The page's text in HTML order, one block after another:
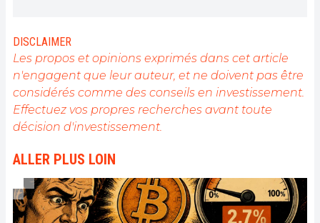
rédacteur, il aspire à fournir en permanence un
travail de haute qualité qui reflète l'état du secteur
dans son ensemble.
DISCLAIMER
Les propos et opinions exprimés dans cet article
n'engagent que leur auteur, et ne doivent pas être
considérés comme des conseils en investissement.
Effectuez vos propres recherches avant toute
décision d'investissement.
ALLER PLUS LOIN